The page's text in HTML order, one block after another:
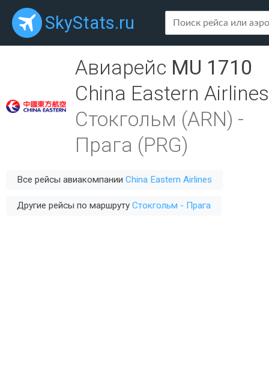
SkyStats.ru
Авиарейс MU 1710
China Eastern Airlines
Стокгольм (ARN) -
Прага (PRG)
Все рейсы авиакомпании China Eastern Airlines
Другие рейсы по маршруту Стокгольм - Прага